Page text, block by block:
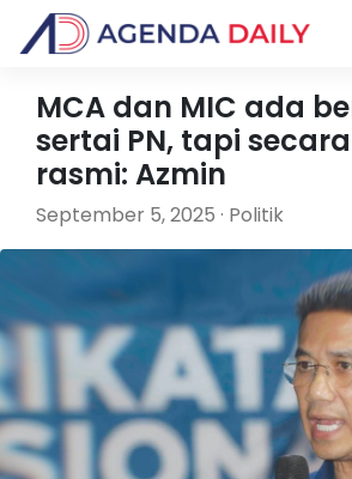
MCA dan MIC ada
sertai PN, tapi
rasmi: Azmin
September 5, 2025 · Politik